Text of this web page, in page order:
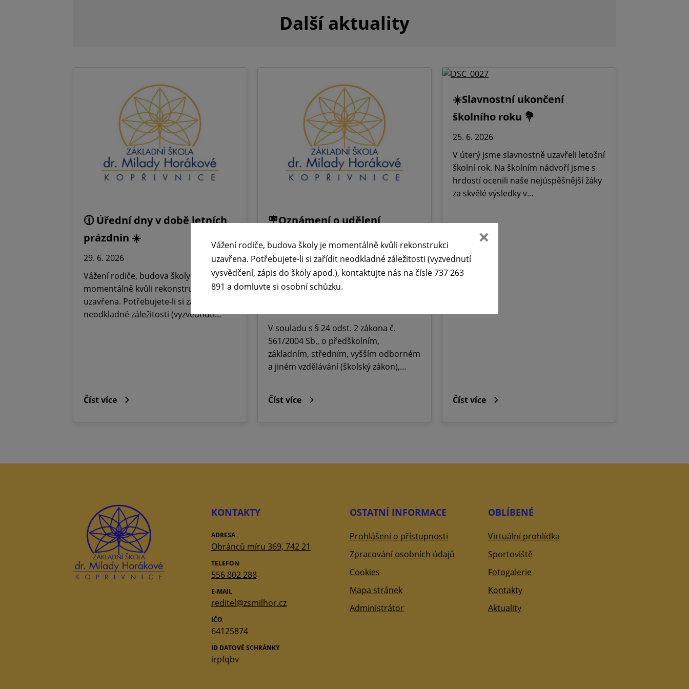
Další aktuality
🕧 Úřední dny v době letních
prázdnin ☀️
29. 6. 2026
Vážení rodiče, budova školy je
momentálně kvůli rekonstrukci
uzavřena. Potřebujete-li si zařídit
neodkladné záležitosti (vyzvednutí…
Číst více
🪧Oznámení o udělení
Milady Horákové Kopřivnice,
Obránců míru 369 okres Nový
Jičín.
V souladu s § 24 odst. 2 zákona č.
561/2004 Sb., o předškolním,
základním, středním, vyšším odborném
a jiném vzdělávání (školský zákon),…
Číst více
☀️Slavnostní ukončení
školního roku 💐
25. 6. 2026
V úterý jsme slavnostně uzavřeli letošní
školní rok. Na školním nádvoří jsme s
hrdostí ocenili naše nejúspěšnější žáky
za skvělé výsledky v…
Číst více
KONTAKTY
ADRESA
Obránců míru 369, 742 21
TELEFON
556 802 288
E-MAIL
reditel@zsmilhor.cz
IČO
64125874
ID DATOVÉ SCHRÁNKY
irpfqbv
OSTATNÍ INFORMACE
Prohlášení o přístupnosti
Zpracování osobních údajů
Cookies
Mapa stránek
Administrátor
OBLÍBENÉ
Virtuální prohlídka
Sportoviště
Fotogalerie
Kontakty
Aktuality
Vážení rodiče, budova školy je momentálně kvůli rekonstrukci
uzavřena. Potřebujete-li si zařídit neodkladné záležitosti (vyzvednutí
vysvědčení, zápis do školy apod.), kontaktujte nás na čísle 737 263
891 a domluvte si osobní schůzku.